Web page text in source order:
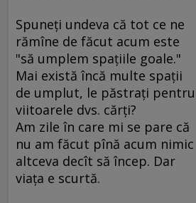
Spuneţi undeva că tot ce ne
rămîne de făcut acum este
"să umplem spaţiile goale."
Mai există încă multe spaţii
de umplut, le păstraţi pentru
viitoarele dvs. cărţi?
Am zile în care mi se pare că
nu am făcut pînă acum nimic
altceva decît să încep. Dar
viaţa e scurtă.